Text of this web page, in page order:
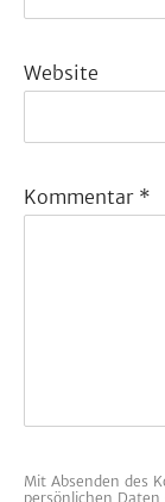
Website
Kommentar *
Mit Absenden des
persönlichen